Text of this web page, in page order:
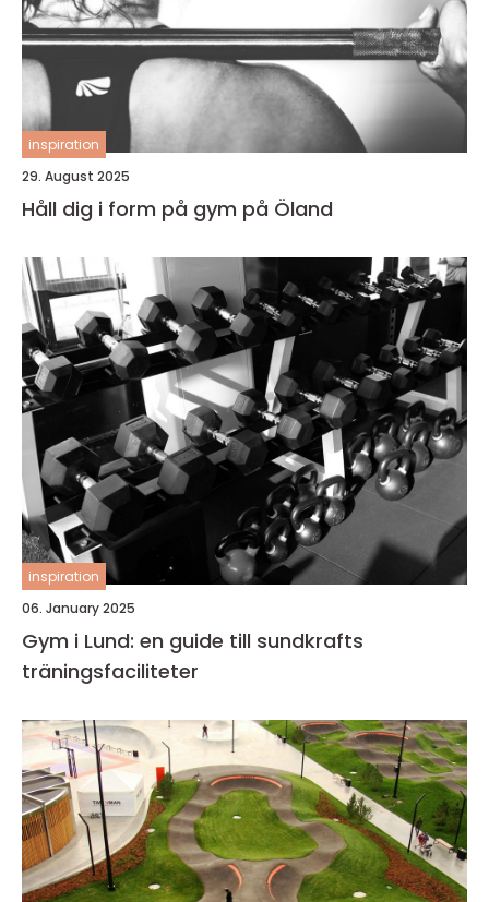
inspiration
29. August 2025
Håll dig i form på gym på Öland
inspiration
06. January 2025
Gym i Lund: en guide till sundkrafts
träningsfaciliteter